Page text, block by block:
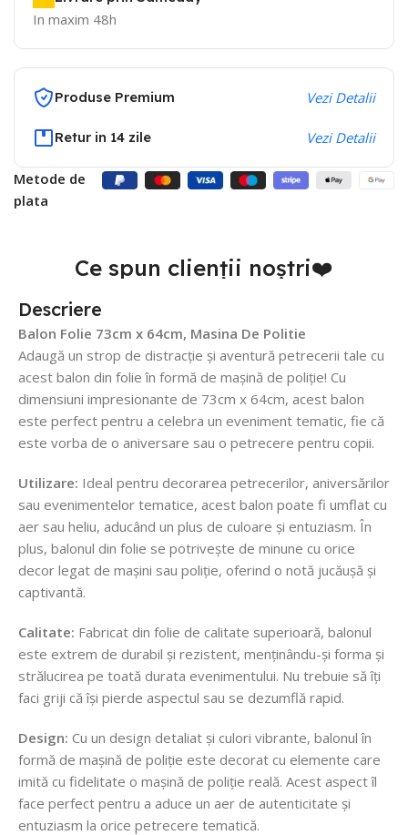
In maxim 48h
Produse Premium Vezi Detalii
Retur in 14 zile Vezi Detalii
Metode de
plata
Ce spun clienții noștri❤️
Descriere
Balon Folie 73cm x 64cm, Masina De Politie
Adaugă un strop de distracție și aventură petrecerii tale cu
acest balon din folie în formă de mașină de poliție! Cu
dimensiuni impresionante de 73cm x 64cm, acest balon
este perfect pentru a celebra un eveniment tematic, fie că
este vorba de o aniversare sau o petrecere pentru copii.
Utilizare: Ideal pentru decorarea petrecerilor, aniversărilor
sau evenimentelor tematice, acest balon poate fi umflat cu
aer sau heliu, aducând un plus de culoare și entuziasm. În
plus, balonul din folie se potrivește de minune cu orice
decor legat de mașini sau poliție, oferind o notă jucăușă și
captivantă.
Calitate: Fabricat din folie de calitate superioară, balonul
este extrem de durabil și rezistent, menținându-și forma și
strălucirea pe toată durata evenimentului. Nu trebuie să îți
faci griji că își pierde aspectul sau se dezumflă rapid.
Design: Cu un design detaliat și culori vibrante, balonul în
formă de mașină de poliție este decorat cu elemente care
imită cu fidelitate o mașină de poliție reală. Acest aspect îl
face perfect pentru a aduce un aer de autenticitate și
entuziasm la orice petrecere tematică.